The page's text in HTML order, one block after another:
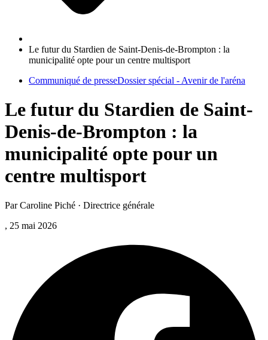
Le futur du Stardien de Saint-Denis-de-Brompton : la
municipalité opte pour un centre multisport
Communiqué de presseDossier spécial - Avenir de l'aréna
Le futur du Stardien de Saint-
Denis-de-Brompton : la
municipalité opte pour un
centre multisport
Par Caroline Piché · Directrice générale
, 25 mai 2026